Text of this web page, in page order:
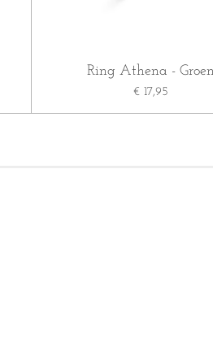
Ring Athena -
€ 17,95